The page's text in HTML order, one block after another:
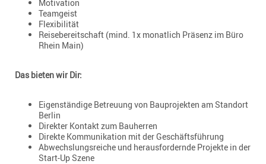
Motivation
Teamgeist
Flexibilität
Reisebereitschaft (mind. 1x monatlich Präsenz im Büro
Rhein Main)
Das bieten wir Dir:
Eigenständige Betreuung von Bauprojekten am Standort
Berlin
Direkter Kontakt zum Bauherren
Direkte Kommunikation mit der Geschäftsführung
Abwechslungsreiche und herausfordernde Projekte in der
Start-Up Szene